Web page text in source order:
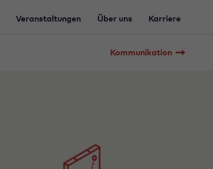
Veranstaltungen Über uns Karriere
Kommunikation